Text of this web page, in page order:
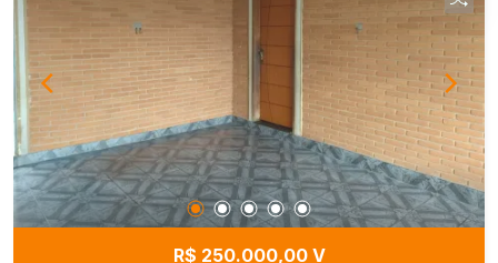
R$ 250.000,00 V